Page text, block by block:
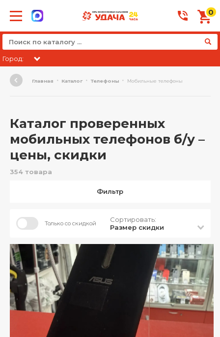
0
Город:
Главная Каталог Телефоны Мобильные телефоны
Каталог проверенных
мобильных телефонов б/у –
цены, скидки
354 товара
Фильтр
Только со скидкой
Сортировать:
Размер скидки